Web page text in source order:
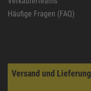
Häufige Fragen (FAQ)
Versand und Lieferung